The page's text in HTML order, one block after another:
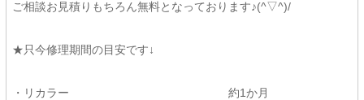
ご相談お見積りもちろん無料となっております♪(^▽^)/
★只今修理期間の目安です↓
・リカラー 約1か月